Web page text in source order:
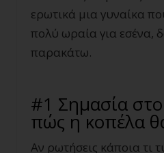
ερωτικά μια γυναίκα
πολύ ωραία για εσένα,
παρακάτω.
#1 Σημασία
πώς η κοπέλα
Αν ρωτήσεις κάποια τι